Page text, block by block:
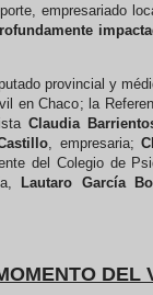
empresariado
provincial y
en Chaco; la
Claudia
, empresaria;
del Colegio de
Lautaro García
DEL